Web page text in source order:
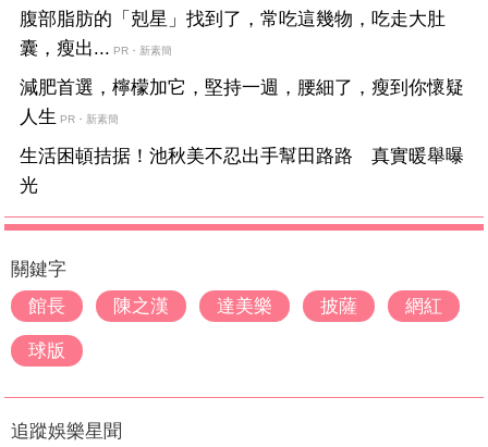
腹部脂肪的「剋星」找到了，常吃這幾物，吃走大肚
囊，瘦出... PR・新素簡
減肥首選，檸檬加它，堅持一週，腰細了，瘦到你懷疑
人生 PR・新素簡
生活困頓拮据！池秋美不忍出手幫田路路 真實暖舉曝
光
關鍵字
館長
陳之漢 達美樂 披薩 網紅
球版
追蹤娛樂星聞